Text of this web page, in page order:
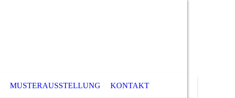
MUSTERAUSSTELLUNG KONTAKT